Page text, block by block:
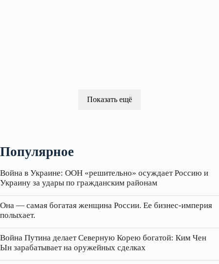
Показать ещё
Популярное
Война в Украине: ООН «решительно» осуждает Россию и
Украину за удары по гражданским районам
Она — самая богатая женщина России. Ее бизнес‑империя
полыхает.
Война Путина делает Северную Корею богатой: Ким Чен
Ын зарабатывает на оружейных сделках